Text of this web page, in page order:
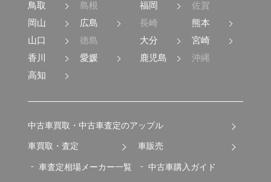
鳥取
島根
岡山
広島
山口
徳島
香川
愛媛
高知
福岡
佐賀
長崎
熊本
大分
宮崎
鹿児島
沖縄
中古車買取・中古車査定のアップル
車買取・査定
車査定相場メーカー一覧
車販売
中古車購入ガイド